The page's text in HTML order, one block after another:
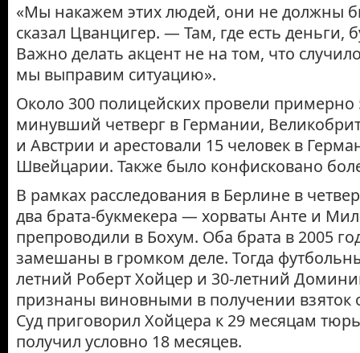
«Мы накажем этих людей, они не должны
сказал Цванцигер. — Там, где есть деньги,
Важно делать акцент не на том, что
мы выправим ситуацию».
Около 300 полицейских провели примерно
минувший четверг в Германии,
и Австрии и арестовали 15 человек в
Швейцарии. Также было конфисковано
В рамках расследования в Берлине в
два брата-букмекера — хорваты Анте и
препроводили в Бохум. Оба брата в 2005
замешаны в громком деле. Тогда
летний Роберт Хойцер и 30-летний
признаны виновными в получении взяток
Суд приговорил Хойцера к 29 месяцам
получил условно 18 месяцев.